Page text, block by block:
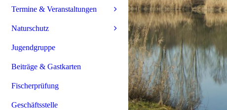
Termine & Veranstaltungen
Naturschutz
Jugendgruppe
Beiträge & Gastkarten
Fischerprüfung
Geschäftsstelle